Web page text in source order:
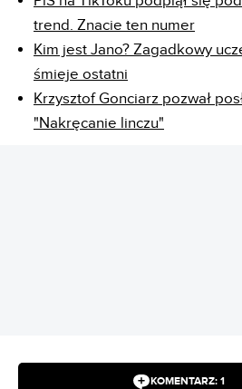
trend. Znacie ten numer
Kim jest Jano? Zagadkowy
śmieje ostatni
Krzysztof Gonciarz pozwał
"Nakręcanie linczu"
KOMENTARZ: 1